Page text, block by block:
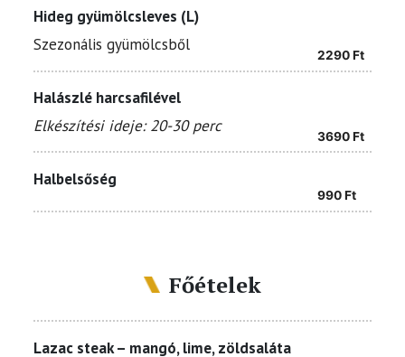
Hideg gyümölcsleves (L)
Szezonális gyümölcsből
2290Ft
Halászlé harcsafilével
Elkészítési ideje: 20-30 perc
3690Ft
Halbelsőség
990Ft
Főételek
Lazac steak – mangó, lime, zöldsaláta